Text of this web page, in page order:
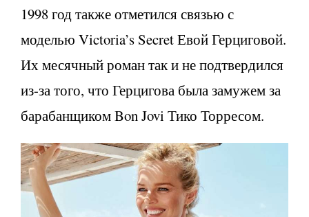
1998 год также отметился связью с
моделью Victoria’s Secret Евой Герциговой.
Их месячный роман так и не подтвердился
из-за того, что Герцигова была замужем за
барабанщиком Bon Jovi Тико Торресом.